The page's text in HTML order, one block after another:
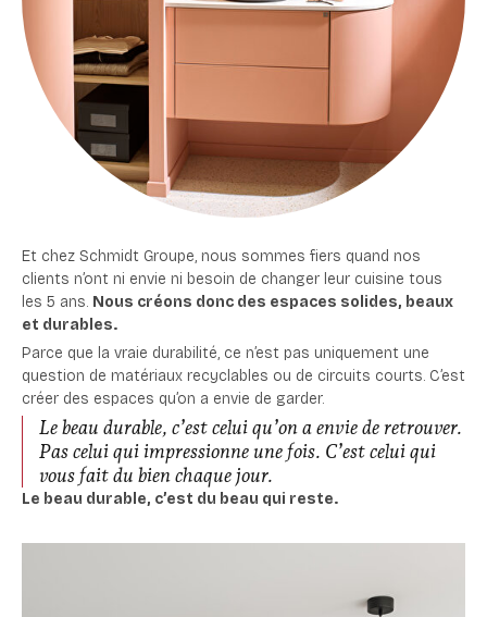
Et chez Schmidt Groupe, nous sommes fiers quand nos
clients n’ont ni envie ni besoin de changer leur cuisine tous
les 5 ans. Nous créons donc des espaces solides, beaux
et durables.
Parce que la vraie durabilité, ce n’est pas uniquement une
question de matériaux recyclables ou de circuits courts. C’est
créer des espaces qu’on a envie de garder.
Le beau durable, c’est celui qu’on a envie de retrouver.
Pas celui qui impressionne une fois. C’est celui qui
vous fait du bien chaque jour.
Le beau durable, c’est du beau qui reste.